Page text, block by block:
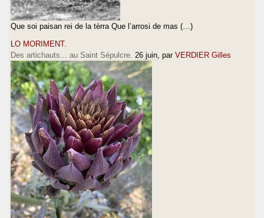
Que soi paisan rei de la tèrra Que l’arrosi de mas (…)
LO MORIMENT.
Des artichauts... au Saint Sépulcre. 26 juin , par VERDIER Gilles